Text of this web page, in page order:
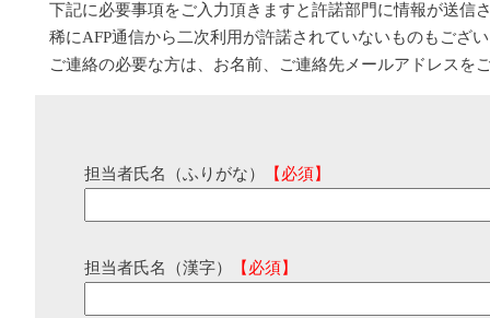
下記に必要事項をご入力頂きますと許諾部門に情報が送信
稀にAFP通信から二次利用が許諾されていないものもござ
ご連絡の必要な方は、お名前、ご連絡先メールアドレスを
担当者氏名（ふりがな） 【必須】
担当者氏名（漢字） 【必須】